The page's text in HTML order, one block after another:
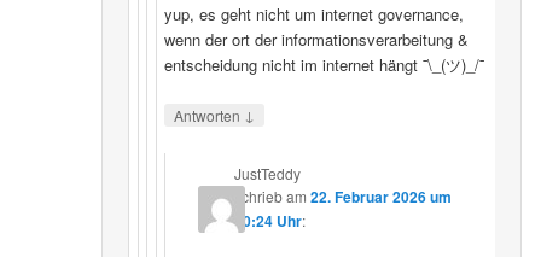
yup, es geht nicht um internet governance,
wenn der ort der informationsverarbeitung &
entscheidung nicht im internet hängt ¯\_(ツ)_/¯
Antworten ↓
JustTeddy
schriebam 22. Februar 2026 um
20:24 Uhr: